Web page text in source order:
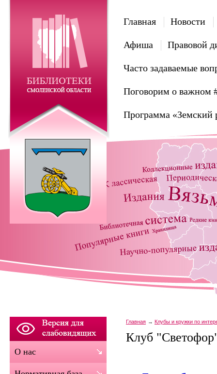
Главная Новости
Афиша Правовой
Часто задаваемые
Поговорим о важном
Программа «Земский
Главная Клубы и кружки по
Клуб
О нас